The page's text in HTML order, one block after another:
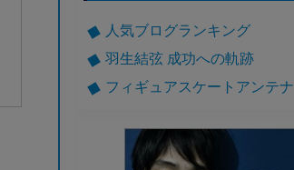
人気ブログランキング
羽生結弦 成功への軌跡
フィギュアスケートアンテナ